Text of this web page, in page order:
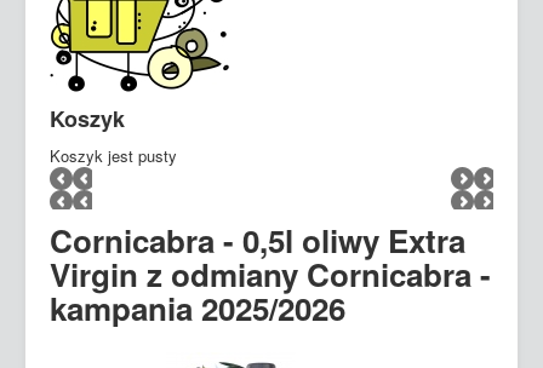
Przewodnik po oliwie
Nagrody
Kontakt
Koszyk
Koszyk jest pusty
Cornicabra - 0,5l oliwy Extra
Virgin z odmiany Cornicabra -
kampania 2025/2026